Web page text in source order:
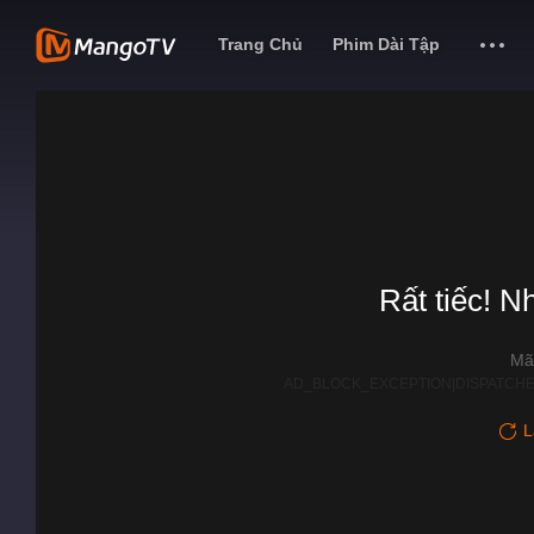
Trang Chủ Phim Dài Tập
Rất tiếc!